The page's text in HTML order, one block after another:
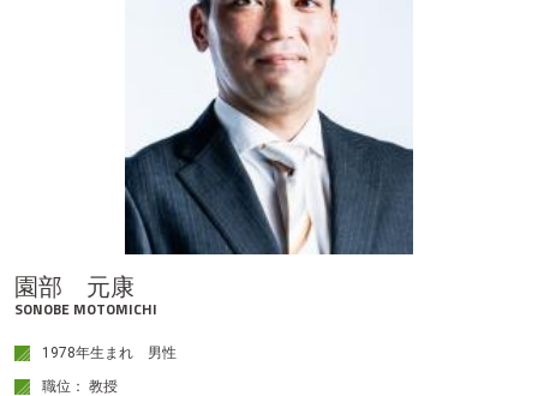
園部 元康
SONOBE MOTOMICHI
1978年生まれ 男性
職位： 教授